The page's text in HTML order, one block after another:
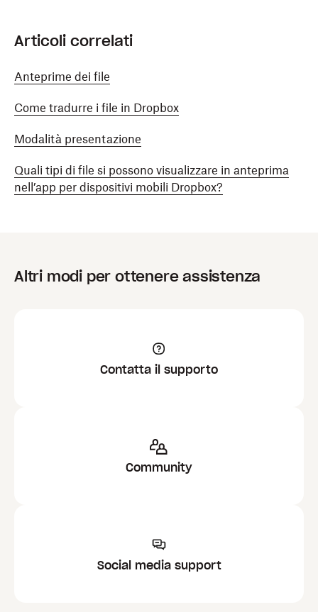
Articoli correlati
Anteprime dei file
Come tradurre i file in Dropbox
Modalità presentazione
Quali tipi di file si possono visualizzare in anteprima
nell’app per dispositivi mobili Dropbox?
Altri modi per ottenere assistenza
Contatta il supporto
Community
Social media support